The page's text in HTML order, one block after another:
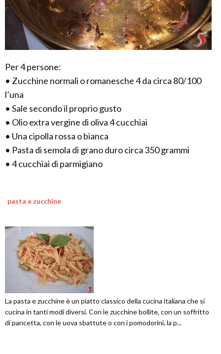
Per 4 persone:
• Zucchine normali o romanesche 4 da circa 80/100
l’una
• Sale secondo il proprio gusto
• Olio extra vergine di oliva 4 cucchiai
• Una cipolla rossa o bianca
• Pasta di semola di grano duro circa 350 grammi
• 4 cucchiai di parmigiano
pasta e zucchine
La pasta e zucchine è un piatto classico della cucina italiana che si
cucina in tanti modi diversi. Con le zucchine bollite, con un soffritto
di pancetta, con le uova sbattute o con i pomodorini, la p...